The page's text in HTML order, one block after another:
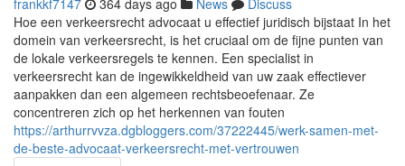
frankkf7147 364 days ago News
Discuss
Hoe een verkeersrecht advocaat u effectief juridisch bijstaat In het
domein van verkeersrecht, is het cruciaal om de fijne punten van
de lokale verkeersregels te kennen. Een specialist in
verkeersrecht kan de ingewikkeldheid van uw zaak effectiever
aanpakken dan een algemeen rechtsbeoefenaar. Ze
concentreren zich op het herkennen van fouten
https://arthurrvvza.dgbloggers.com/37222445/werk-samen-met-
de-beste-advocaat-verkeersrecht-met-vertrouwen